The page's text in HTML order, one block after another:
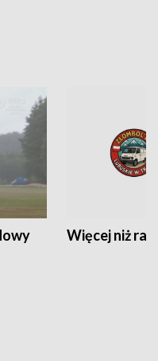
Więcej niż rajd